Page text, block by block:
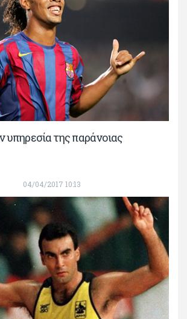
υπηρεσία της παράνοιας
04/04/2017 10:13